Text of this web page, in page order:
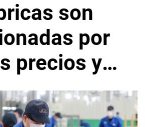
son
por
precios y
en la
mundial